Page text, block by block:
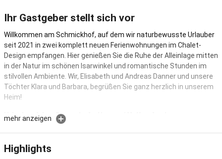
Ihr Gastgeber stellt sich vor
Willkommen am Schmickhof, auf dem wir naturbewusste Urlauber
seit 2021 in zwei komplett neuen Ferienwohnungen im Chalet-
Design empfangen. Hier genießen Sie die Ruhe der Alleinlage mitten
in der Natur im schönen Isarwinkel und romantische Stunden im
stilvollen Ambiente. Wir, Elisabeth und Andreas Danner und unsere
Töchter Klara und Barbara, begrüßen Sie ganz herzlich in unserem
Heim!
Urlaub auf dem Bauernhof – Natur trifft Komfort!
Hochwertige Ferienwohnung auf idyllischem Bauernhof in ruhiger
Alleinlage. Ideal für Paare und Familien, die Erholung in der Natur
suchen. Genießen Sie Komfort, ländliches Flair und zahlreiche
mehr anzeigen
Highlights